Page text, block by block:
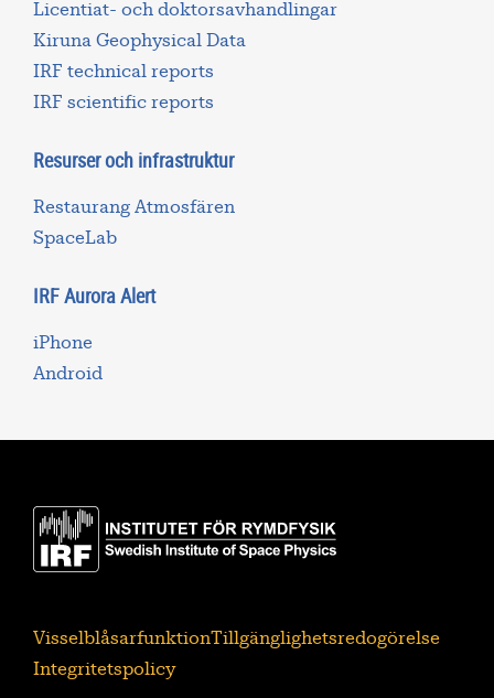
Licentiat- och doktorsavhandlingar
Kiruna Geophysical Data
IRF technical reports
IRF scientific reports
Resurser och infrastruktur
Restaurang Atmosfären
SpaceLab
IRF Aurora Alert
iPhone
Android
VisselblåsarfunktionTillgänglighetsredogörelse
Integritetspolicy